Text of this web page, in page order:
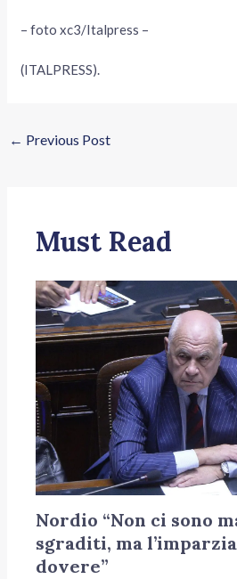
– foto xc3/Italpress –
(ITALPRESS).
← Previous Post
Must Read
Nordio “Non ci sono
sgraditi, ma
dovere”